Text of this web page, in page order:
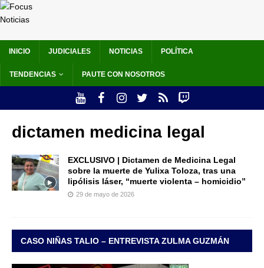
INICIO JUDICIALES NOTICIAS POLÍTICA
TENDENCIAS PAUTE CON NOSOTROS
dictamen medicina legal
EXCLUSIVO | Dictamen de Medicina Legal
sobre la muerte de Yulixa Toloza, tras una
lipólisis láser, “muerte violenta – homicidio”
29 de mayo de 2026
CASO NIÑAS TALIO – ENTREVISTA ZULMA GUZMÁN